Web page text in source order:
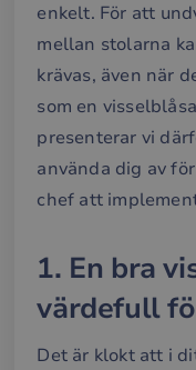
enkelt. För att
mellan stolarna
krävas, även när
som en
presenterar vi
använda dig av
chef att
1. En bra
värdefull
Det är klokt att i